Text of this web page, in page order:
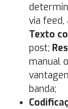
via feed,
Texto
post;
manual
banda;